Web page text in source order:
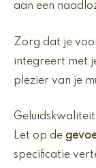
aan een
Zorg dat je
integreert met
plezier van je
Geluidskwaliteit
Let op de
specificatie